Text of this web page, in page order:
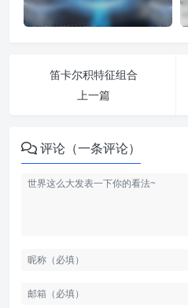
笛卡尔积特征组合
上一篇
评论（一条评论）